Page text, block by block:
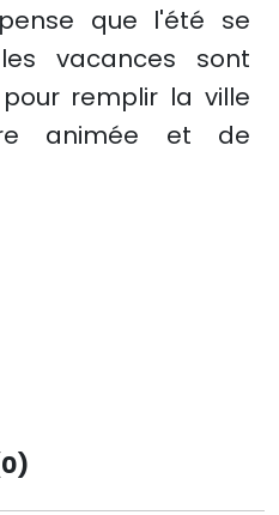
que l'été se
vacances sont
remplir la ville
animée et de